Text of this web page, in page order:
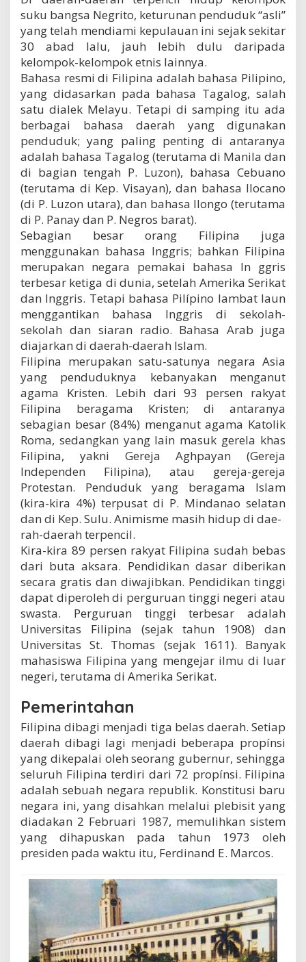
suku bangsa Negrito, keturunan penduduk “asli”
yang telah mendiami kepulauan ini sejak sekitar
30 abad lalu, jauh lebih dulu daripada
kelompok-kelompok etnis lainnya.
Bahasa resmi di Filipina adalah bahasa Pilipino,
yang didasarkan pada bahasa Tagalog, salah
satu dialek Melayu. Tetapi di samping itu ada
berbagai bahasa daerah yang digunakan
penduduk; yang paling penting di antaranya
adalah bahasa Tagalog (terutama di Manila dan
di bagian tengah P. Luzon), bahasa Cebuano
(terutama di Kep. Visayan), dan bahasa Ilocano
(di P. Luzon utara), dan bahasa Ilongo (terutama
di P. Panay dan P. Negros barat).
Sebagian besar orang Filipina juga
menggunakan bahasa Inggris; bahkan Filipina
merupakan negara pemakai bahasa In ggris
terbesar ketiga di dunia, setelah Amerika Serikat
dan Inggris. Tetapi bahasa Pilípino lambat laun
menggantikan bahasa Inggris di sekolah-
sekolah dan siaran radio. Bahasa Arab juga
diajarkan di daerah-daerah Islam.
Filipina merupakan satu-satunya negara Asia
yang penduduknya kebanyakan menganut
agama Kristen. Lebih dari 93 persen rakyat
Filipina beragama Kristen; di antaranya
sebagian besar (84%) menganut agama Katolik
Roma, sedangkan yang lain masuk gerela khas
Filipina, yakni Gereja Aghpayan (Gereja
Independen Filipina), atau gereja-gereja
Protestan. Penduduk yang beragama Islam
(kira-kira 4%) terpusat di P. Mindanao selatan
dan di Kep. Sulu. Animisme masih hidup di dae-
rah-daerah terpencil.
Kira-kira 89 persen rakyat Filipina sudah bebas
dari buta aksara. Pendidikan dasar diberikan
secara gratis dan diwajibkan. Pendidikan tinggi
dapat diperoleh di perguruan tinggi negeri atau
swasta. Perguruan tinggi terbesar adalah
Universitas Filipina (sejak tahun 1908) dan
Universitas St. Thomas (sejak 1611). Banyak
mahasiswa Filipina yang mengejar ilmu di luar
negeri, terutama di Amerika Serikat.
Pemerintahan
Filipina dibagi menjadi tiga belas daerah. Setiap
daerah dibagi lagi menjadi beberapa propínsi
yang dikepalai oleh seorang gubernur, sehingga
seluruh Filipina terdiri dari 72 propínsi. Filipina
adalah sebuah negara republik. Konstitusi baru
negara ini, yang disahkan melalui plebisit yang
diadakan 2 Februari 1987, memulihkan sistem
yang dihapuskan pada tahun 1973 oleh
presiden pada waktu itu, Ferdinand E. Marcos.